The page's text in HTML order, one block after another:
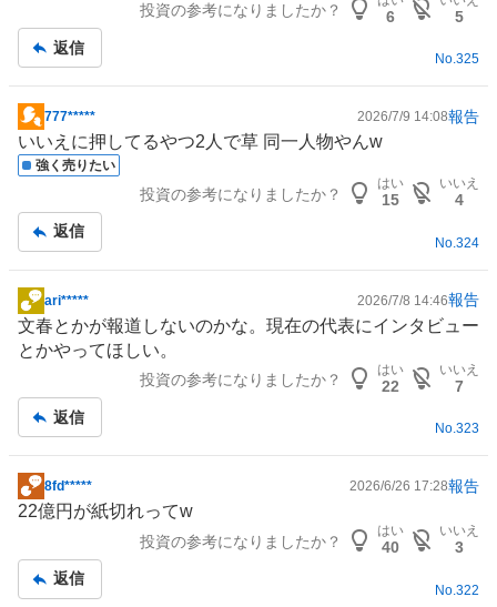
投資の参考になりましたか？ 6
5
返信
No.325
掲
示
板
777***** 2026/7/9 14:08報告
いいえに押してるやつ2人で草 同一人物やんw
強く売りたい
投資の参考になりましたか？
はい
15
いいえ
4
返信
No. 324
掲
示
板
ari***** 2026/7/8 14:46報告
文春とかが報道しないのかな。現在の代表にインタビュー
とかやってほしい。
投資の参考になりましたか？
はい
22
いいえ
7
返信
No.323
掲
示
事
8fd***** 2026/6/26 17:28報告
22億円が紙切れってw
投資の参考になりましたか？
はい
40
いいえ
3
返信
No. 322